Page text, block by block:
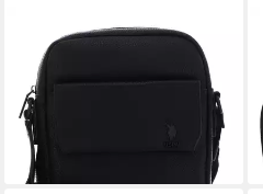
U.S. POLO ASSN.
Umhängetasche Crossbody
Bag
79,90 €
lieferbar - in 2-3 Werktagen bei dir